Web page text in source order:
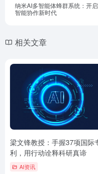
纳米AI多智能体蜂群系统：开启
智能协作新时代
相关文章
梁文锋教授：手握37项国际
利，用行动诠释科研真谛
AI资讯